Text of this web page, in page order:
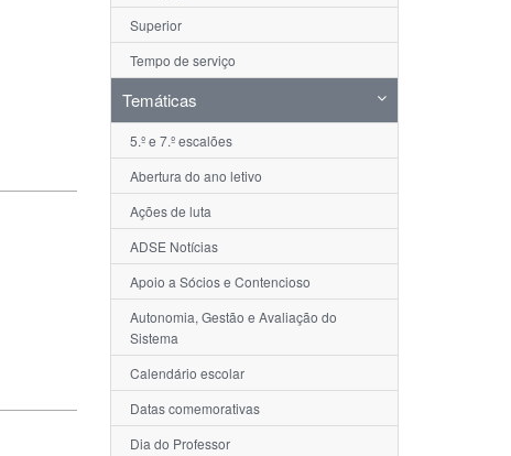
Superior
Tempo de serviço
Temáticas
5.º e 7.º escalões
Abertura do ano letivo
Ações de luta
ADSE Notícias
Apoio a Sócios e Contencioso
Autonomia, Gestão e Avaliação do
Sistema
Calendário escolar
Datas comemorativas
Dia do Professor